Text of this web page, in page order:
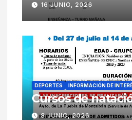
16 JUNIO, 2026
DEPORTES INFORMACIÓN DE
Cursos de
8 JUNIO, 2026